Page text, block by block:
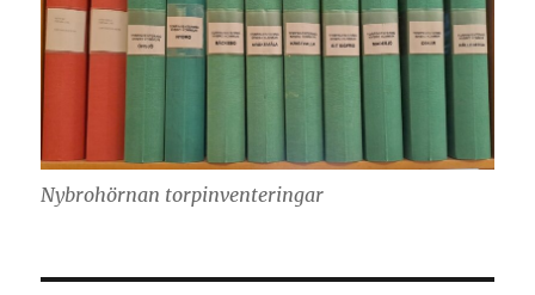
Nybrohörnan torpinventeringar